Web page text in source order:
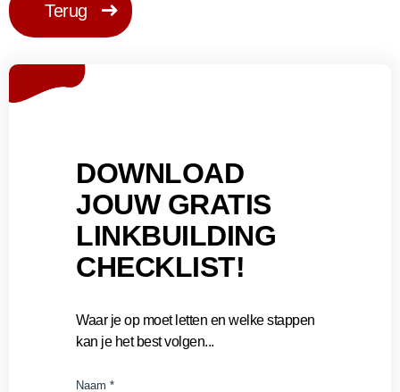
Terug
DOWNLOAD
JOUW GRATIS
LINKBUILDING
CHECKLIST!
Waar je op moet letten en welke stappen
kan je het best volgen...